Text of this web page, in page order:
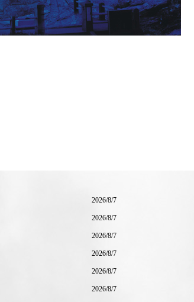
2026/8/7
2026/8/7
2026/8/7
2026/8/7
2026/8/7
2026/8/7